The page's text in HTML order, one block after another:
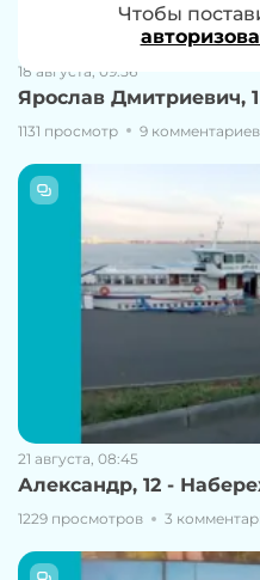
18 августа, 09:56
Ярослав Дмитриевич,
1131 просмотр 9 комментариев
21 августа, 08:45
Александр, 12 -
1229 просмотров 3
ЧтобыЧтобы